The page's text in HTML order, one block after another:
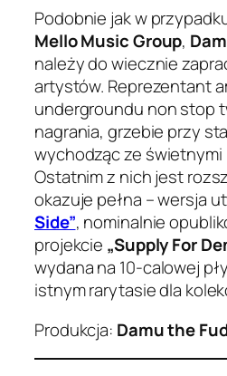
Podobnie jak w
Mello Music Group,
należy do wiecznie
artystów. Reprezentant
undergroundu non stop
nagrania, grzebie przy
wychodząc ze świetnymi
Ostatnim z nich jest
okazuje pełna – wersja
Side”, nominalnie
projekcie „Supply For
wydana na 10-calowej
istnym rarytasie dla
Produkcja: Damu the